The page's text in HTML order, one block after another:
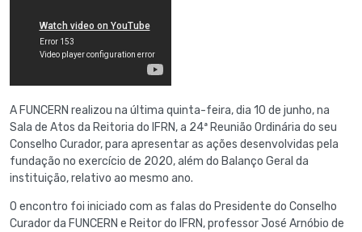
A FUNCERN realizou na última quinta-feira, dia 10 de junho, na
Sala de Atos da Reitoria do IFRN, a 24ª Reunião Ordinária do seu
Conselho Curador, para apresentar as ações desenvolvidas pela
fundação no exercício de 2020, além do Balanço Geral da
instituição, relativo ao mesmo ano.
O encontro foi iniciado com as falas do Presidente do Conselho
Curador da FUNCERN e Reitor do IFRN, professor José Arnóbio de